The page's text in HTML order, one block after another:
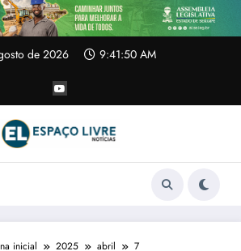
de 2026 9:41:51 AM
inicial 2025 abril
7